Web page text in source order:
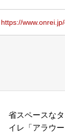
https://
省スペースな
イレ「アラウ